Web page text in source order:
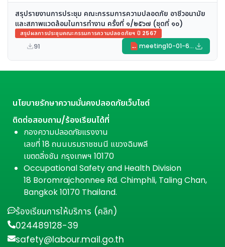
สรุปรายงานการประชุม คณะกรรมการความปลอดภัย อาชีวอนามัย
และสภาพแวดล้อมในการทำงาน ครั้งที่ ๑/๒๕๖๗ (ชุดที่ ๑๐)
สรุปผลการประชุมคณะกรรมการความปลอดภัยฯ ปี 2567
91 PDF meeting10-01-67.pdf
นโยบายรักษาความมั่นคงปลอดภัยเว็บไซต์
ติดต่อสอบถาม/ร้องเรียนได้ที่
กองความปลอดภัยแรงงาน
เลขที่ 18 ถนนบรมราชชนนี แขวงฉิมพลี
เขตตลิ่งชัน กรุงเทพฯ 10170
Occupational Safety and Health Division
18 Boromrajchonnee Rd. Chimphli, Taling Chan,
Bangkok 10170 Thailand.
ร้องเรียนการให้บริการ (คลิก)
024489128-39
safety@labour.mail.go.th